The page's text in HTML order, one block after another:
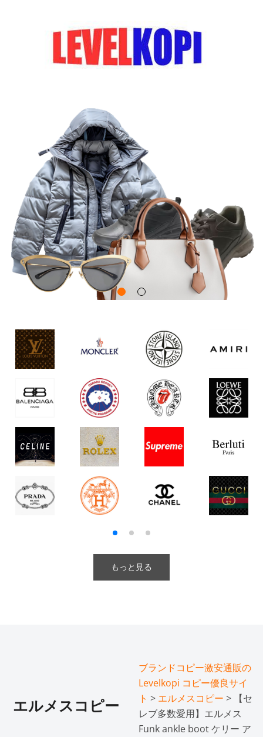
もっと見る
エルメスコピー
ブランドコピー激安通販の
Levelkopi コピー優良サイ
ト > エルメスコピー > 【セ
レブ多数愛用】エルメス
Funk ankle boot ケリー ア